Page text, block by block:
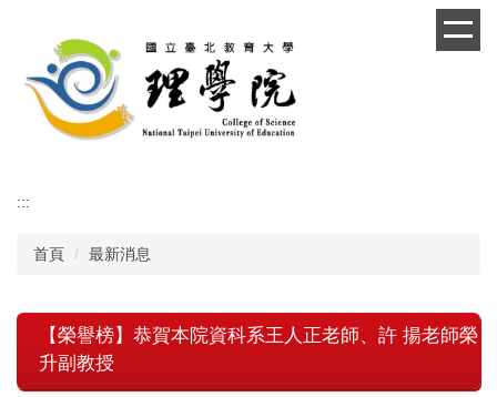
要
:::
首頁 最新消息
【榮譽榜】恭賀本院資科系王人正老師、許 揚老師榮
升副教授